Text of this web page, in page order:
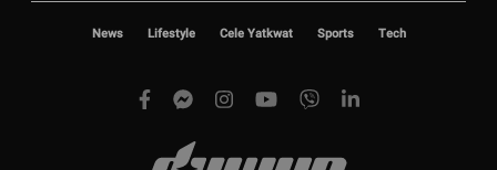
News Lifestyle Cele Yatkwat Sports Tech